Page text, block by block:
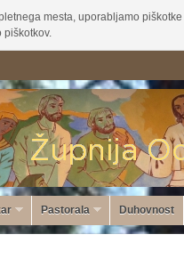
mesta, uporabljamo
piškotkov.
Pastorala Duhovnost